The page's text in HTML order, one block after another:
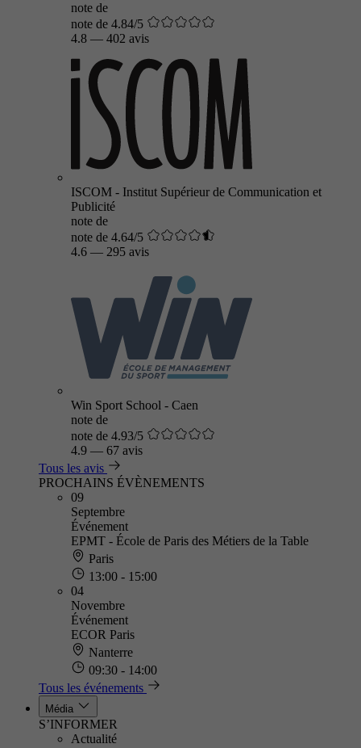
note de
note de 4.84/5
4.8 — 402 avis
ISCOM - Institut Supérieur de Communication et
Publicité
note de
note de 4.64/5
4.6 — 295 avis
Win Sport School - Caen
note de
note de 4.93/5
4.9 — 67 avis
Tous les avis
PROCHAINS ÉVÈNEMENTS
09
Septembre
Événement
EPMT - École de Paris des Métiers de la Table
Paris
13:00 - 15:00
04
Novembre
Événement
ECOR Paris
Nanterre
09:30 - 14:00
Tous les événements
Média
S’INFORMER
Actualité